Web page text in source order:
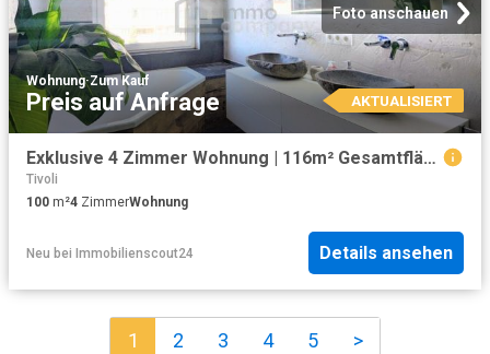
Foto anschauen
Wohnung·Zum Kauf
Preis auf Anfrage AKTUALISIERT
Exklusive 4 Zimmer Wohnung | 116m² Gesamtfläche | 100m² Wfl. | Loggia mit Südwestausrichtung | moderner Einrichtung | Bergblick
Tivoli
100 m²4 ZimmerWohnung
Neu bei Immobilienscout24 Details ansehen
1 2 3 4 5 >